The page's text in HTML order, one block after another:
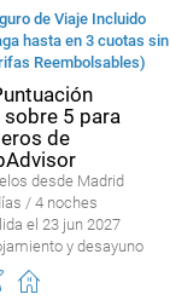
de Viaje Incluido
hasta en 3 cuotas
Reembolsables)
desde Madrid
/ 4 noches
el 23 jun 2027
y desayuno